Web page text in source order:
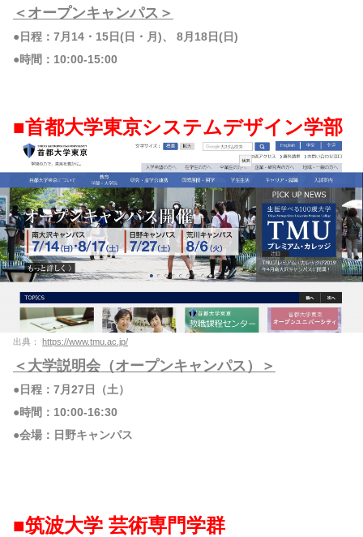
＜オープンキャンパス＞
●日程：7月14・15日(日・月)、 8月18日(日)
●時間：10:00-15:00
■首都大学東京システムデザイン学部
出典： https://www.tmu.ac.jp/
＜大学説明会（オープンキャンパス）＞
●日程：7月27日（土）
●時間：10:00-16:30
●会場：日野キャンパス
■筑波大学 芸術専門学群